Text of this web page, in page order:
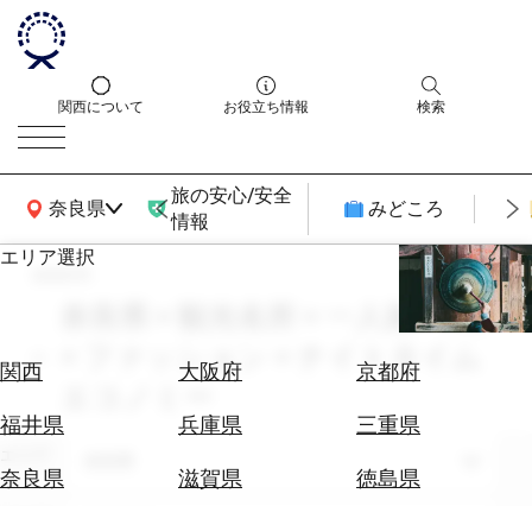
関西について お役立ち情報 検索
奈良県
関西広域MAP
旅の安心/安全
情報
みどころ
エリア選択
関西 大阪府
京都府
福井県
兵庫県
三重県
奈良県
滋賀県
徳島県
エ
券
テ
search
奈良県 × 観光名所 × 一人旅 × 9月
× ファッション × ナイトタイム